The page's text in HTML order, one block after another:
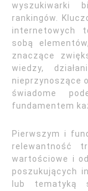
wyszukiwarki
rankingów.
internetowych
sobą
znaczące
wiedzy,
nieprzynoszące
świadome
fundamentem
Pierwszym i
relewantność
wartościowe i
poszukujących
lub tematyką